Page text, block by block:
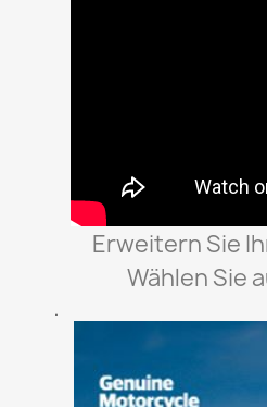
Erweitern Sie
Wählen Sie
.